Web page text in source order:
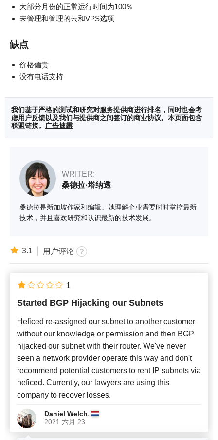
大部分月份的正常运行时间为100％
未管理和管理的云和VPS选项
缺点
价格偏贵
没有电话支持
我们基于严格的测试和研究对服务提供商进行排名，同时也会考
虑用户反馈以及我们与提供商之间签订的商业协议。本页面包含
联盟链接。 广告披露
WRITER:
桑德拉·塔纳透
桑德拉是新加坡作家和编辑。她理解企业需要时时掌控最新
技术，并且喜欢研究和认识最新的技术发展。
3.1 用户评论
Started BGP Hijacking our Subnets
Heficed re-assigned our subnet to another customer
without our knowledge or permission and then BGP
hijacked our subnet with their router. We've never
seen a network provider operate this way and don't
recommend potential customers to rent IP subnets via
heficed. Currently, our lawyers are using this
company to recover losses.
Daniel Welch,
2021 六月 23
1